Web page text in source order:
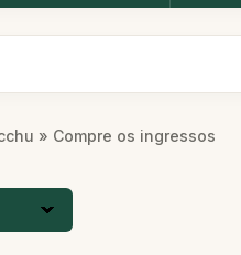
» Compre os ingressos